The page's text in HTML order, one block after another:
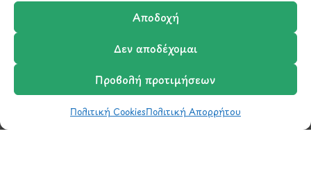
Αποδοχή
Δεν αποδέχομαι
Προβολή προτιμήσεων
Πολιτική CookiesΠολιτική Απορρήτου
Μάθετε πρώτοι τα νέα
και τις προσφορές
μας.
ΚαλάθιΣύγκριση
Ο Λογαριασμός μου